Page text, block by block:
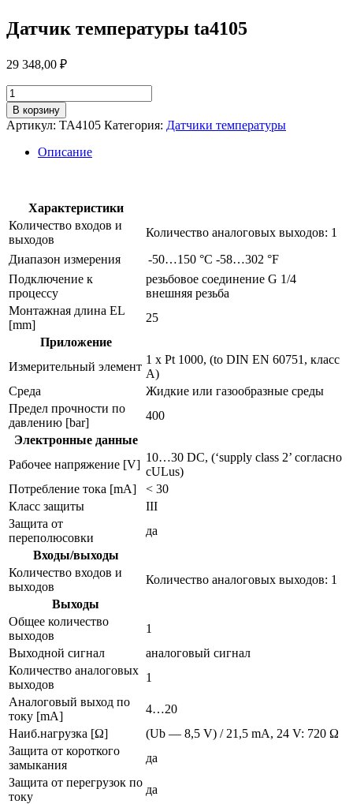
Датчик температуры ta4105
29 348,00 ₽
Количество
товара
Датчик
температуры
ta4105
В корзину
Артикул: TA4105 Категория: Датчики температуры
Описание
Характеристики
Количество входов и
выходов
Количество аналоговых выходов: 1
Диапазон измерения
-50…150 °C -58…302 °F
Подключение к
процессу
резьбовое соединение G 1/4
внешняя резьба
Монтажная длина EL
[mm]
25
Приложение
Измерительный элемент
1 x Pt 1000, (to DIN EN 60751, класс
A)
Среда
Жидкие или газообразные среды
Предел прочности по
давлению [bar]
400
Электронные данные
Рабочее напряжение [V]
10…30 DC, (‘supply class 2’ согласно
cULus)
Потребление тока [mA]
< 30
Класс защиты
III
Защита от
переполюсовки
да
Входы/выходы
Количество входов и
выходов
Количество аналоговых выходов: 1
Выходы
Общее количество
выходов
1
Выходной сигнал
аналоговый сигнал
Количество аналоговых
выходов
1
Аналоговый выход по
току [mA]
4…20
Наиб.нагрузка [Ω]
(Ub — 8,5 V) / 21,5 mA, 24 V: 720 Ω
Защита от короткого
замыкания
да
Защита от перегрузок по
току
да